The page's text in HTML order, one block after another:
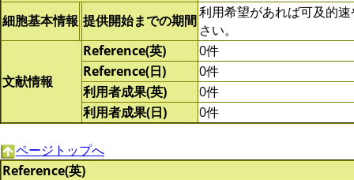
細胞基本情報 提供開始までの期間利用希望があれば可及的
さい。
文献情報
Reference(英)
0件
Reference(日)
0件
利用者成果(英)
0件
利用者成果(日)
0件
ページトップへ
Reference(英)